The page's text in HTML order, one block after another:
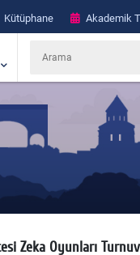
Kütüphane Akademik
Zeka Oyunları